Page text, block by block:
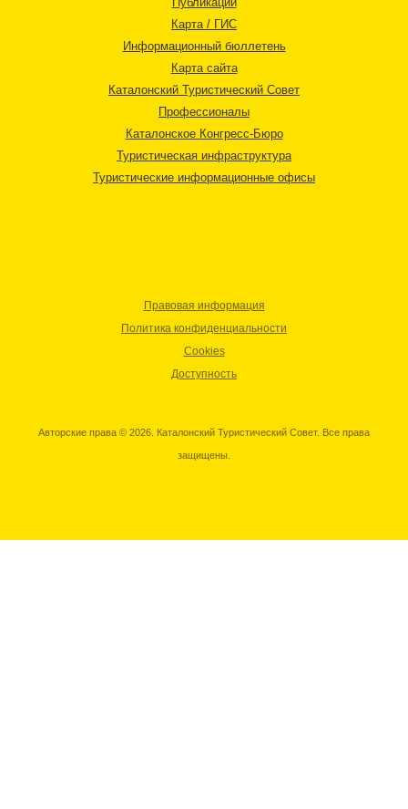
Карта / ГИС
Информационный бюллетень
Карта сайта
Каталонский Туристический Совет
Профессионалы
Каталонское Конгресс-Бюро
Туристическая инфраструктура
Туристические информационные офисы
Правовая информация
Политика конфиденциальности
Cookies
Доступность
Авторские права © 2026. Каталонский Туристический Совет. Все права
защищены.